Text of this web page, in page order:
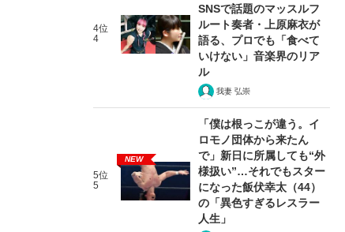
4位
4
SNSで話題のマッスルフ
ルート奏者・上原麻衣が
語る、プロでも「食べて
いけない」音楽界のリア
ル
我妻 弘崇
5位
5
NEW
「僕は根っこが違う。イ
ロモノ団体から来たん
で」新日に所属しても“外
様扱い”…それでもスター
になった飯伏幸太（44）
の「異色すぎるレスラー
人生」